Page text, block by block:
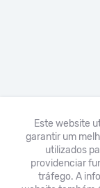
FNE UGT
Este website
garantir um
utilizados
providenciar
tráfego. A